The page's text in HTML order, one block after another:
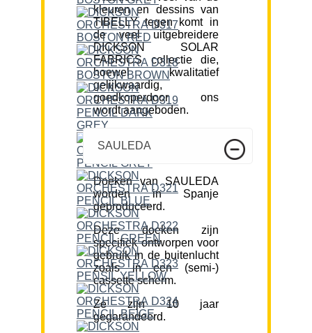
kleuren en dessins van
TIBELLY tegen komt in
de veel uitgebreidere
DICKSON SOLAR
FABRICS collectie die,
hoewel kwalitatief
gelijkwaardig,
goedkoperdoor ons
wordt aangeboden.
SAULEDA
Doeken van SAULEDA
worden in Spanje
geproduceerd.
Deze doeken zijn
specifiek ontworpen voor
gebruik in de buitenlucht
zoals in een (semi-)
cassette scherm.
Ze zijn 10 jaar
gegarandeerd.